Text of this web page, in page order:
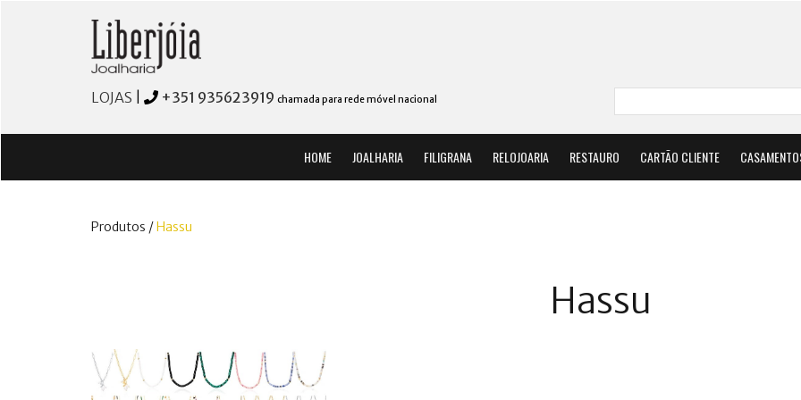
LOJAS +351 935623919 chamada para rede móvel nacional
HOME JOALHARIA FILIGRANA RELOJOARIA RESTAURO CARTÃO CLIENTE
Produtos /Hassu
Hassu